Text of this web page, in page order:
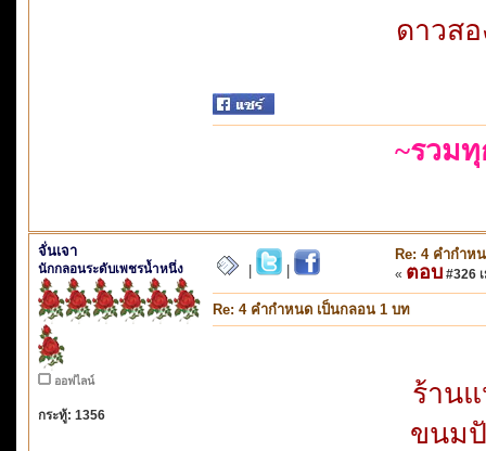
ดาวส
~รวม
จั่นเจา
นักกลอนระดับเพชรน้ำหนึ่ง
ออฟไลน์
กระทู้: 1356
Re: 4 คำกำห
« ตอบ #326
Re: 4 คำกำหนด เป็นกลอน 1 บท
ร้าน
ขนมปั